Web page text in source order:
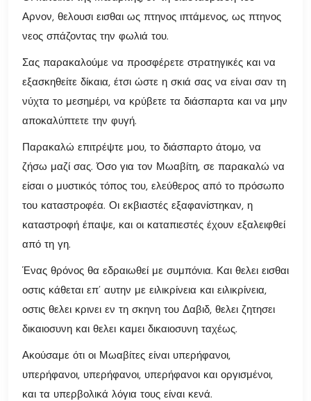
Αρνον, θελουσι εισθαι ως πτηνος ιπτάμενος, ως πτηνος
νεος σπάζοντας την φωλιά του.
Σας παρακαλούμε να προσφέρετε στρατηγικές και να
εξασκηθείτε δίκαια, έτσι ώστε η σκιά σας να είναι σαν τη
νύχτα το μεσημέρι, να κρύβετε τα διάσπαρτα και να μην
αποκαλύπτετε την φυγή.
Παρακαλώ επιτρέψτε μου, το διάσπαρτο άτομο, να
ζήσω μαζί σας. Όσο για τον Μωαβίτη, σε παρακαλώ να
είσαι ο μυστικός τόπος του, ελεύθερος από το πρόσωπο
του καταστροφέα. Οι εκβιαστές εξαφανίστηκαν, η
καταστροφή έπαψε, και οι καταπιεστές έχουν εξαλειφθεί
από τη γη.
Ένας θρόνος θα εδραιωθεί με συμπόνια. Και θελει εισθαι
οστις κάθεται επ’ αυτην με ειλικρίνεια και ειλικρίνεια,
οστις θελει κρινει εν τη σκηνη του Δαβιδ, θελει ζητησει
δικαιοσυνη και θελει καμει δικαιοσυνη ταχέως.
Ακούσαμε ότι οι Μωαβίτες είναι υπερήφανοι,
υπερήφανοι, υπερήφανοι, υπερήφανοι και οργισμένοι,
και τα υπερβολικά λόγια τους είναι κενά.